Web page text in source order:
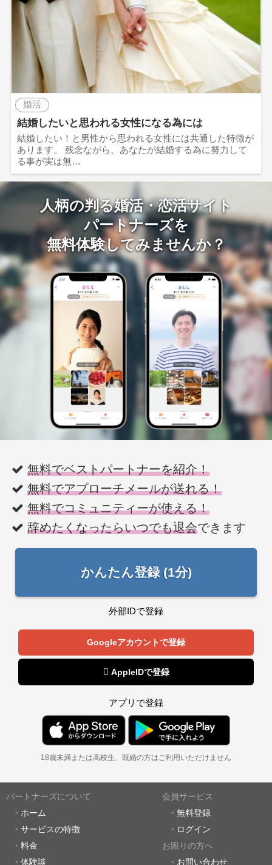
婚活
結婚したいと思われる女性になる為には
結婚したい！と男性から思われる女性には共通した特徴が
あります。 残念ながら、あなたが結婚する為に努力して
る事が実は無…
人柄の判る婚活・恋活サイト
パートナーズを
無料体験してみませんか？
無料でベストパートナーを紹介！
無料でアプローチメールが送れる！
無料でコミュニティーが使える！
辞めたくなったらいつでも退会できます
かんたん登録 (1分)
外部IDで登録
Googleアカウントで登録
 AppleIDで登録
アプリで登録
18歳未満または高校生、既婚の方はご利用いただけません
パートナーズについて
ホーム
サービスの特徴
料金
体験談
会員サービス
無料登録
ログイン
お困りの方へ
お問い合わせ